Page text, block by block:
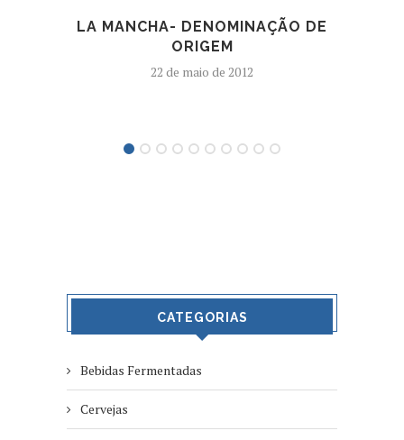
LA MANCHA- DENOMINAÇÃO DE
ORIGEM
22 de maio de 2012
CATEGORIAS
Bebidas Fermentadas
Cervejas